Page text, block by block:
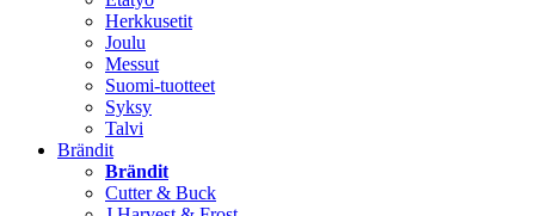
Herkkusetit
Joulu
Messut
Suomi-tuotteet
Syksy
Talvi
Brändit
Brändit
Cutter & Buck